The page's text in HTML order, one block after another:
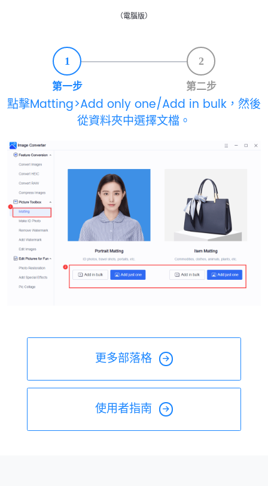
（電腦版）
1
第一步
2
第二步
點擊Matting>Add only one/Add in bulk，然後
從資料夾中選擇文檔。
更多部落格
使用者指南